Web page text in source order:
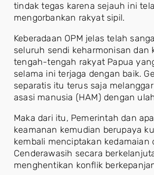
tindak tegas karena sejauh ini
mengorbankan rakyat sipil.
Keberadaan OPM jelas telah
seluruh sendi keharmonisan dan
tengah-tengah rakyat Papua
selama ini terjaga dengan baik.
separatis itu terus saja
asasi manusia (HAM) dengan
Maka dari itu, Pemerintah dan
keamanan kemudian berupaya
kembali menciptakan kedamaian
Cenderawasih secara
menghentikan konflik